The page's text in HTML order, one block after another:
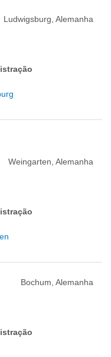
Ludwigsburg, Alemanha
Weingarten, Alemanha
Bochum, Alemanha